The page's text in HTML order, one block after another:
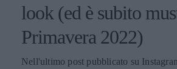
look (ed è subito
Primavera 2022)
Nell'ultimo post pubblicato su